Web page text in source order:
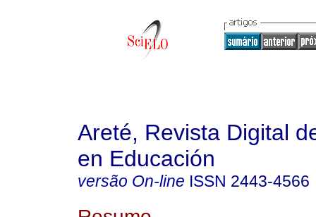
Areté, Revista Digital
en Educación
versão On-line ISSN 2443-4566